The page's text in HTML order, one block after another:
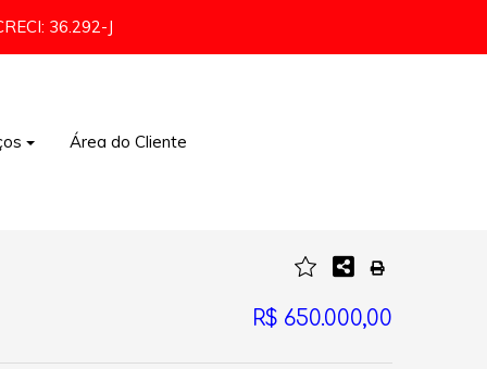
36.292-J
Área do Cliente
R$ 650.000,00